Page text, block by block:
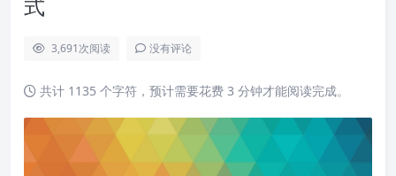
3,691次阅读 没有评论
共计 1135 个字符，预计需要花费 3 分钟才能阅读完成。